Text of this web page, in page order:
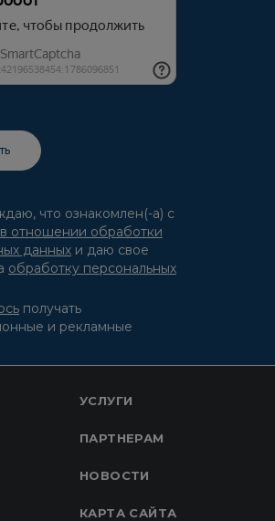
что ознакомлен(-а) с
отношении обработки
данных и даю свое
обработку персональных
получать
и рекламные
УСЛУГИ
ПАРТНЕРАМ
НОВОСТИ
КАРТА САЙТА